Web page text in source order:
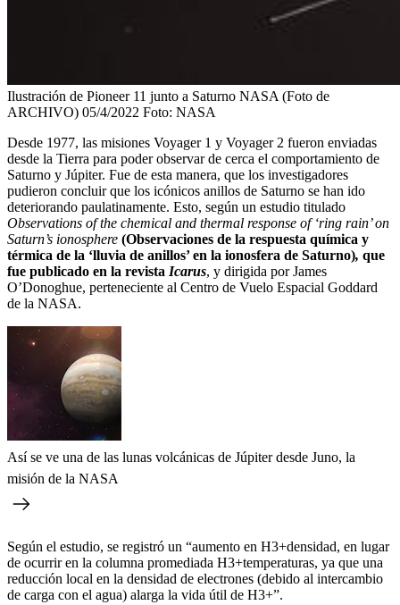
Ilustración de Pioneer 11 junto a Saturno NASA (Foto de
ARCHIVO) 05/4/2022 Foto: NASA
Desde 1977, las misiones Voyager 1 y Voyager 2 fueron enviadas
desde la Tierra para poder observar de cerca el comportamiento de
Saturno y Júpiter. Fue de esta manera, que los investigadores
pudieron concluir que los icónicos anillos de Saturno se han ido
deteriorando paulatinamente. Esto, según un estudio titulado
Observations of the chemical and thermal response of ‘ring rain’ on
Saturn’s ionosphere (Observaciones de la respuesta química y
térmica de la ‘lluvia de anillos’ en la ionosfera de Saturno), que
fue publicado en la revista Icarus, y dirigida por James
O’Donoghue, perteneciente al Centro de Vuelo Espacial Goddard
de la NASA.
Así se ve una de las lunas volcánicas de Júpiter desde Juno, la
misión de la NASA
Según el estudio, se registró un “aumento en H3+densidad, en lugar
de ocurrir en la columna promediada H3+temperaturas, ya que una
reducción local en la densidad de electrones (debido al intercambio
de carga con el agua) alarga la vida útil de H3+”.